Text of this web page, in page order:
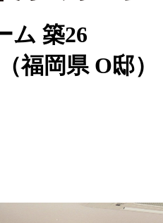
ム 築26
福岡県 O邸）